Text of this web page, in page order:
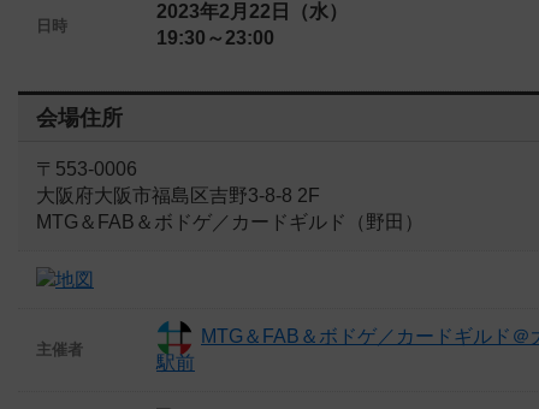
日時
2023年2月22日（水）
19:30～23:00
会場住所
〒553-0006
大阪府大阪市福島区吉野3-8-8 2F
MTG＆FAB＆ボドゲ／カードギルド（野田）
主催者
MTG＆FAB＆ボドゲ／カードギルド
駅前